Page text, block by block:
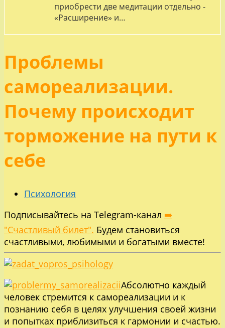
приобрести две медитации отдельно -
«Расширение» и…
Проблемы
самореализации.
Почему происходит
торможение на пути к
себе
Психология
Подписывайтесь на Telegram-канал ➡️
"Счастливый билет". Будем становиться
счастливыми, любимыми и богатыми вместе!
Абсолютно каждый
человек стремится к самореализации и к
познанию себя в целях улучшения своей жизни
и попытках приблизиться к гармонии и счастью.